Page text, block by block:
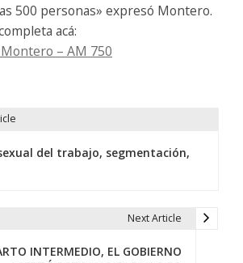
500 personas» expresó Montero.
acá:
– AM 750
del trabajo, segmentación,
Next Article
INTERMEDIO, EL GOBIERNO